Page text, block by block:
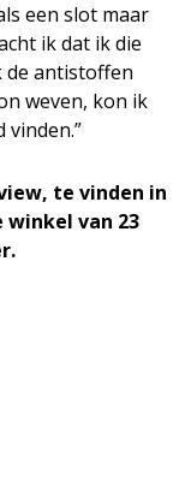
een slot maar
ik dat ik die
de antistoffen
weven, kon ik
vinden.”
te vinden in
winkel van 23